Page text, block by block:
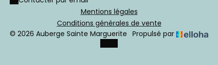
Mentions légales
Conditions générales de vente
© 2026 Auberge Sainte Marguerite
Propulsé par